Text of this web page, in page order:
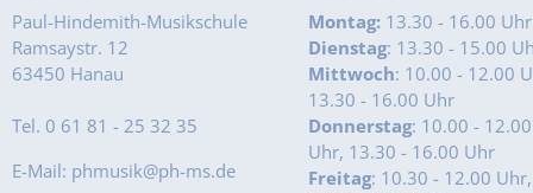
Paul-Hindemith-Musikschule
Ramsaystr. 12
63450 Hanau
Tel. 0 61 81 - 25 32 35
E-Mail: phmusik@ph-ms.de
Montag:13.30 - 16.00 Uhr
Dienstag: 13.30 - 15.00
Mittwoch: 10.00 - 12.00
13.30 - 16.00 Uhr
Donnerstag: 10.00 - 12.00
Uhr, 13.30 - 16.00 Uhr
Freitag: 10.30 - 12.00 Uhr,